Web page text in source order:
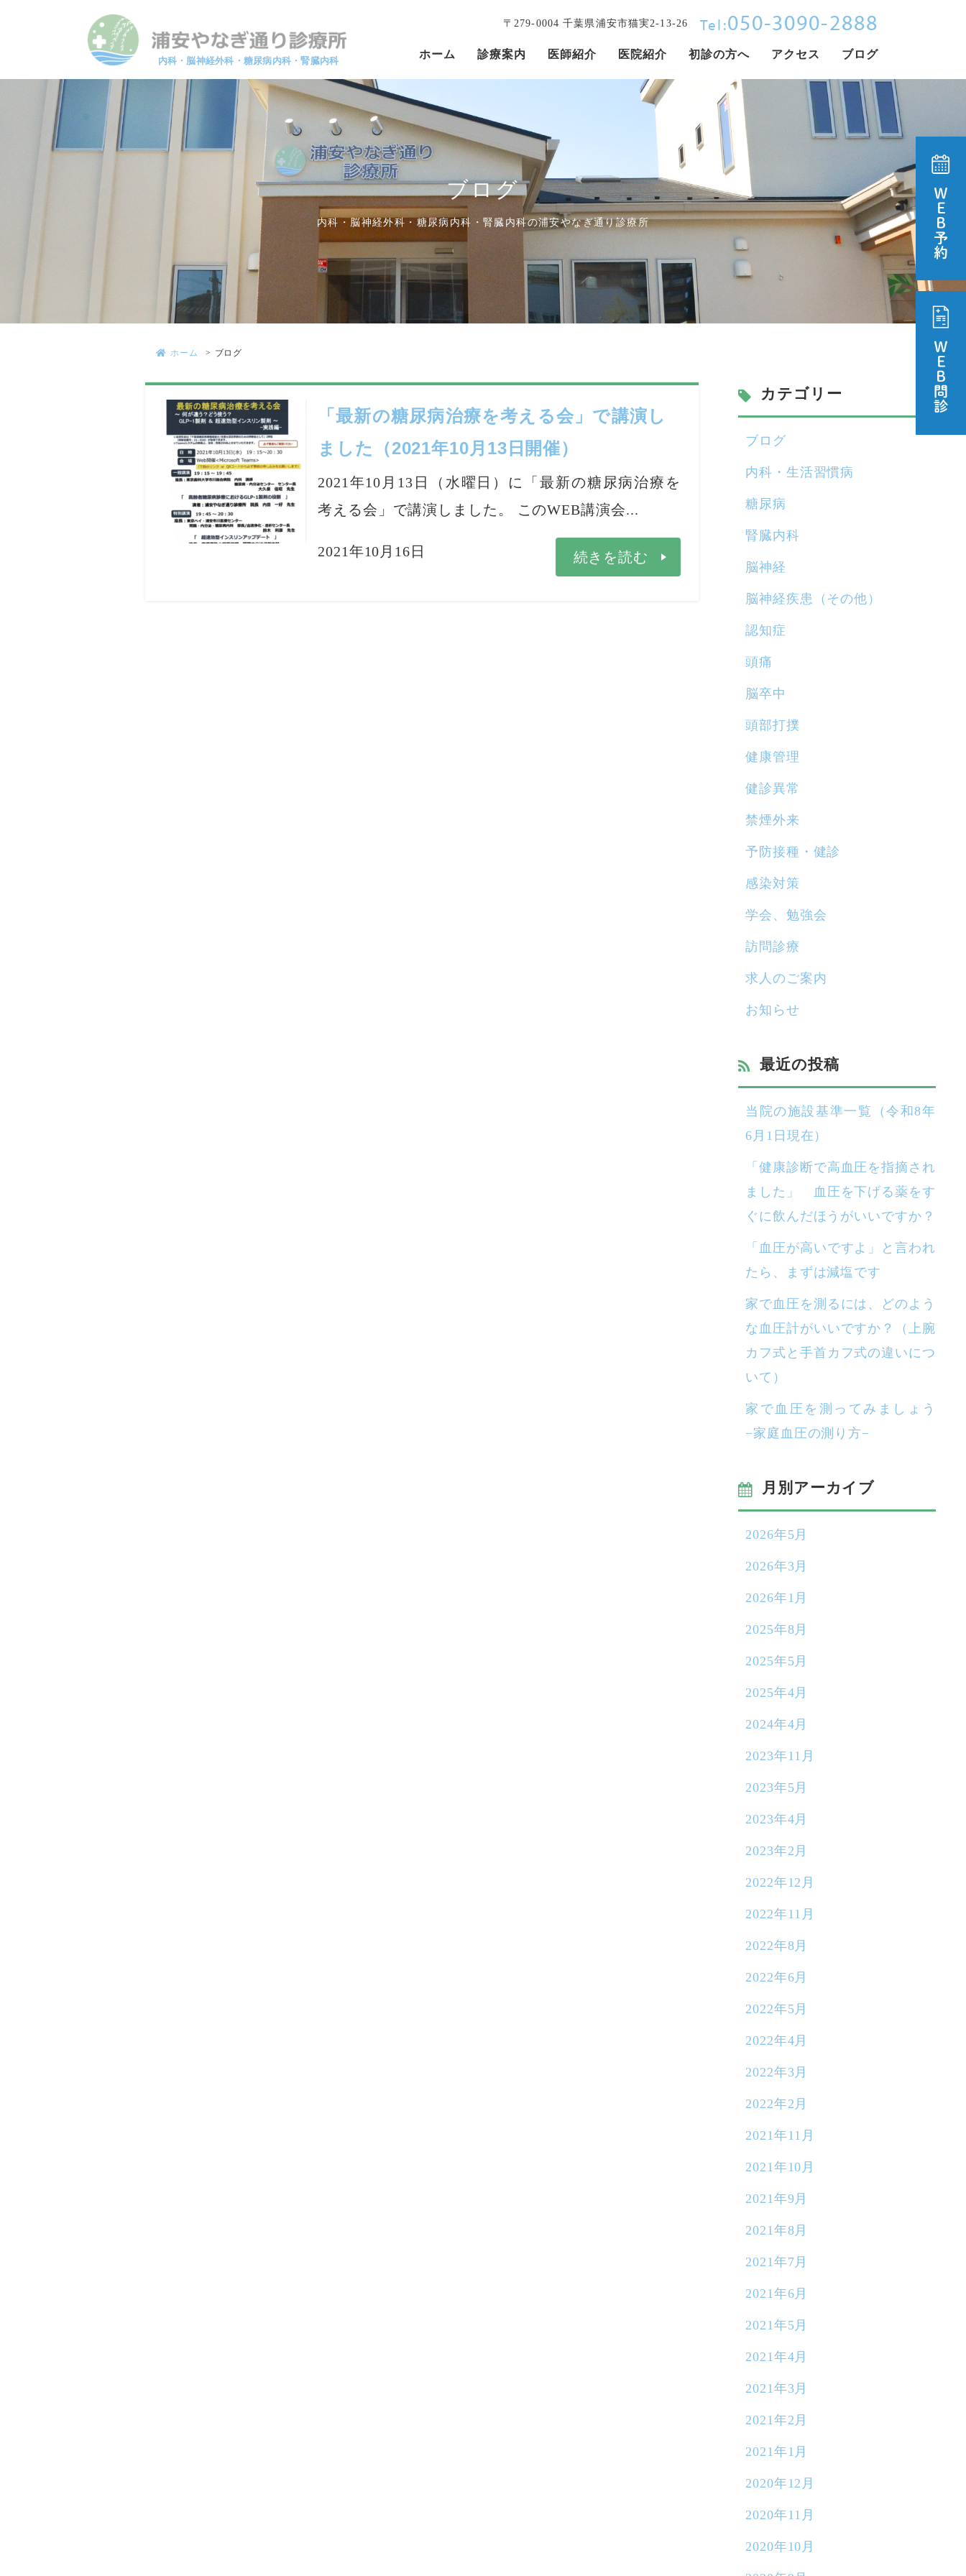
内科・脳神経外科・糖尿病内科・腎臓内科
〒279-0004 千葉県浦安市猫実2-13-26 Tel:050-3090-2888
ホーム 診療案内 医師紹介 医院紹介 初診の方へ アクセス ブログ
ブログ
内科・脳神経外科・糖尿病内科・腎臓内科の浦安やなぎ通り診療所
ホーム ブログ
「最新の糖尿病治療を考える会」で講演し
ました（2021年10月13日開催）
2021年10月13日（水曜日）に「最新の糖尿病治療を
考える会」で講演しました。 このWEB講演会...
続きを読む
2021年10月16日
カテゴリー
ブログ
内科・生活習慣病
糖尿病
腎臓内科
脳神経
脳神経疾患（その他）
認知症
頭痛
脳卒中
頭部打撲
健康管理
健診異常
禁煙外来
予防接種・健診
感染対策
学会、勉強会
訪問診療
求人のご案内
お知らせ
最近の投稿
当院の施設基準一覧（令和8年
6月1日現在）
「健康診断で高血圧を指摘され
ました」 血圧を下げる薬をす
ぐに飲んだほうがいいですか？
「血圧が高いですよ」と言われ
たら、まずは減塩です
家で血圧を測るには、どのよう
な血圧計がいいですか？（上腕
カフ式と手首カフ式の違いにつ
いて）
家で血圧を測ってみましょう
−家庭血圧の測り方−
月別アーカイブ
2026年5月
2026年3月
2026年1月
2025年8月
2025年5月
2025年4月
2024年4月
2023年11月
2023年5月
2023年4月
2023年2月
2022年12月
2022年11月
2022年8月
2022年6月
2022年5月
2022年4月
2022年3月
2022年2月
2021年11月
2021年10月
2021年9月
2021年8月
2021年7月
2021年6月
2021年5月
2021年4月
2021年3月
2021年2月
2021年1月
2020年12月
2020年11月
2020年10月